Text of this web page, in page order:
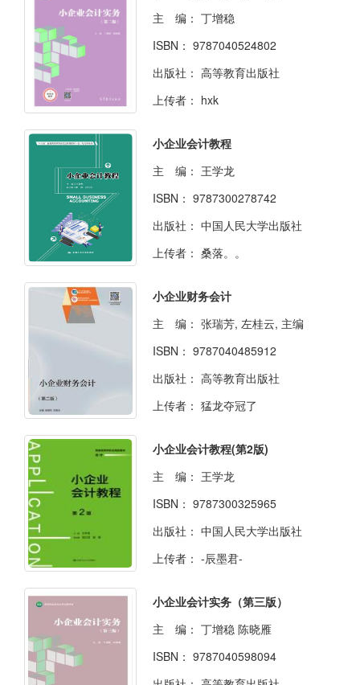
主 编： 丁增稳
ISBN： 9787040524802
出版社： 高等教育出版社
上传者： hxk
小企业会计教程
主 编： 王学龙
ISBN： 9787300278742
出版社： 中国人民大学出版社
上传者： 桑落。。
小企业财务会计
主 编： 张瑞芳, 左桂云, 主编
ISBN： 9787040485912
出版社： 高等教育出版社
上传者： 猛龙夺冠了
小企业会计教程(第2版)
主 编： 王学龙
ISBN： 9787300325965
出版社： 中国人民大学出版社
上传者： -辰墨君-
小企业会计实务（第三版）
主 编： 丁增稳 陈晓雁
ISBN： 9787040598094